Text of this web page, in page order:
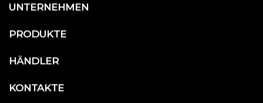
UNTERNEHMEN
PRODUKTE
HÄNDLER
KONTAKTE